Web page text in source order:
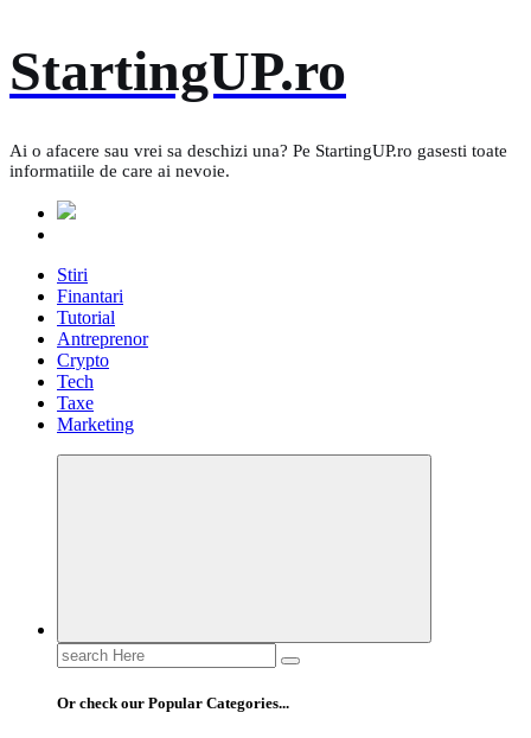
to
content
StartingUP.ro
Ai o afacere sau vrei sa deschizi una? Pe StartingUP.ro gasesti toate
informatiile de care ai nevoie.
Stiri
Finantari
Tutorial
Antreprenor
Crypto
Tech
Taxe
Marketing
Search
for:
Or check our Popular Categories...